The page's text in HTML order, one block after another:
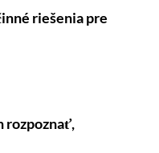
riešenia pre
rozpoznať,